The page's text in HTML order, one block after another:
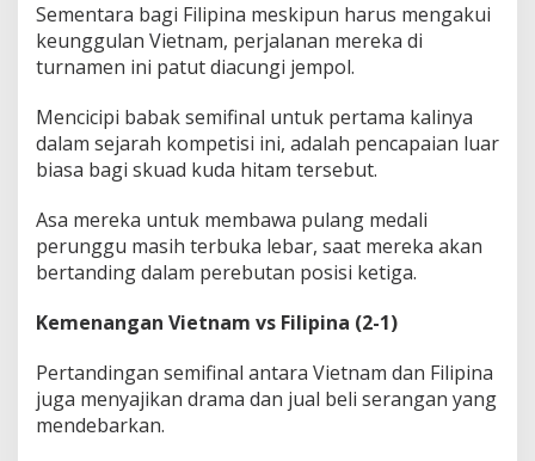
Sementara bagi Filipina meskipun harus mengakui
keunggulan Vietnam, perjalanan mereka di
turnamen ini patut diacungi jempol.
Mencicipi babak semifinal untuk pertama kalinya
dalam sejarah kompetisi ini, adalah pencapaian luar
biasa bagi skuad kuda hitam tersebut.
Asa mereka untuk membawa pulang medali
perunggu masih terbuka lebar, saat mereka akan
bertanding dalam perebutan posisi ketiga.
Kemenangan Vietnam vs Filipina (2-1)
Pertandingan semifinal antara Vietnam dan Filipina
juga menyajikan drama dan jual beli serangan yang
mendebarkan.